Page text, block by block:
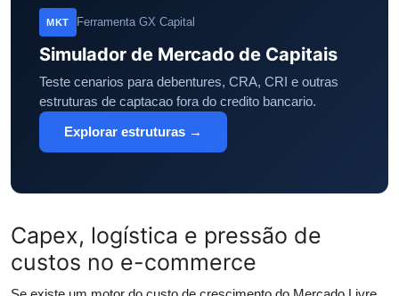
MKT Ferramenta GX Capital
Simulador de Mercado de Capitais
Teste cenarios para debentures, CRA, CRI e outras
estruturas de captacao fora do credito bancario.
Explorar estruturas →
Capex, logística e pressão de
custos no e-commerce